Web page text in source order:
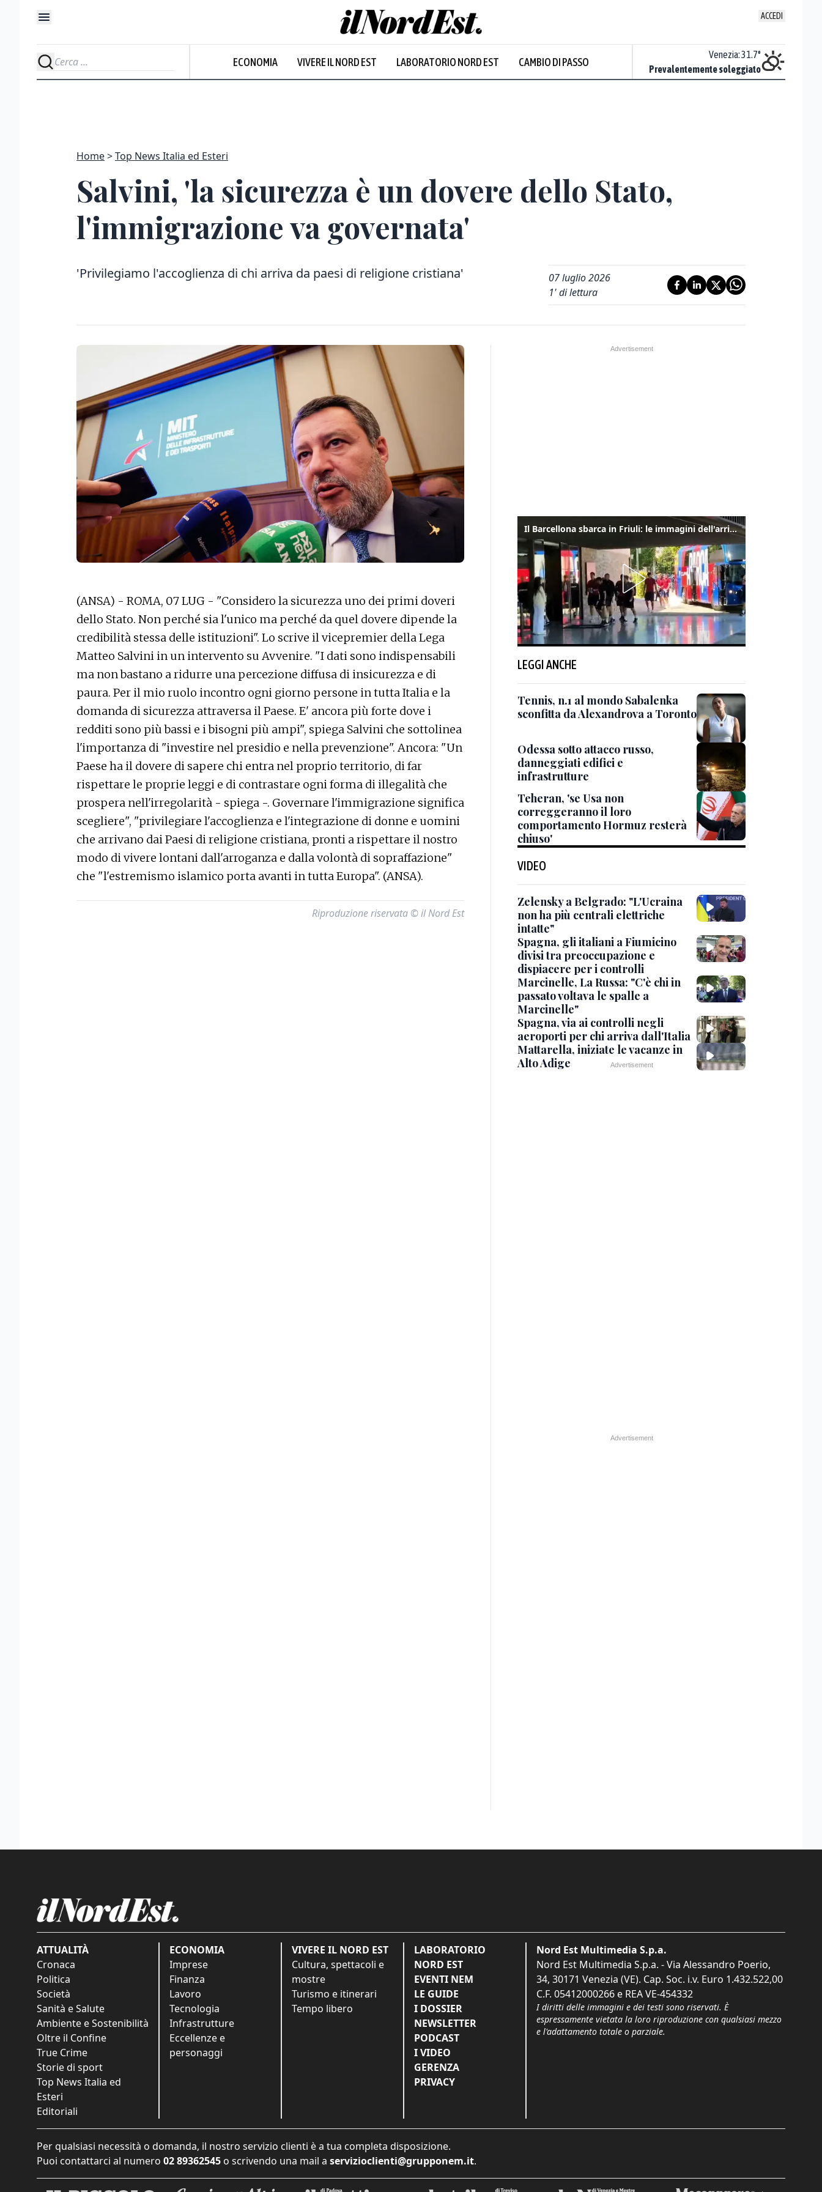
ACCEDI
ECONOMIA VIVERE IL NORD EST LABORATORIO NORD EST CAMBIO DI PASSO
Sereno
Venezia:31.7°
Prevalentemente soleggiato
Home Top News Italia ed Esteri
Salvini, 'la sicurezza è un dovere dello Stato,
l'immigrazione va governata'
'Privilegiamo l'accoglienza di chi arriva da paesi di religione cristiana'
07 luglio 2026
1' di lettura
(ANSA) - ROMA, 07 LUG - "Considero la sicurezza uno dei primi doveri
dello Stato. Non perché sia l'unico ma perché da quel dovere dipende la
credibilità stessa delle istituzioni". Lo scrive il vicepremier della Lega
Matteo Salvini in un intervento su Avvenire. "I dati sono indispensabili
ma non bastano a ridurre una percezione diffusa di insicurezza e di
paura. Per il mio ruolo incontro ogni giorno persone in tutta Italia e la
domanda di sicurezza attraversa il Paese. E' ancora più forte dove i
redditi sono più bassi e i bisogni più ampi", spiega Salvini che sottolinea
l'importanza di "investire nel presidio e nella prevenzione". Ancora: "Un
Paese ha il dovere di sapere chi entra nel proprio territorio, di far
rispettare le proprie leggi e di contrastare ogni forma di illegalità che
prospera nell'irregolarità - spiega -. Governare l'immigrazione significa
scegliere", "privilegiare l'accoglienza e l'integrazione di donne e uomini
che arrivano dai Paesi di religione cristiana, pronti a rispettare il nostro
modo di vivere lontani dall'arroganza e dalla volontà di sopraffazione"
che "l'estremismo islamico porta avanti in tutta Europa". (ANSA).
Riproduzione riservata © il Nord Est
Il Barcellona sbarca in Friuli: le immagini dell'arrivo in albergo
LEGGI ANCHE
Tennis, n.1 al mondo Sabalenka
sconfitta da Alexandrova a Toronto
Odessa sotto attacco russo,
danneggiati edifici e
infrastrutture
Teheran, 'se Usa non
correggeranno il loro
comportamento Hormuz resterà
chiuso'
VIDEO
Zelensky a Belgrado: "L'Ucraina
non ha più centrali elettriche
intatte"
Spagna, gli italiani a Fiumicino
divisi tra preoccupazione e
dispiacere per i controlli
Marcinelle, La Russa: "C'è chi in
passato voltava le spalle a
Marcinelle"
Spagna, via ai controlli negli
aeroporti per chi arriva dall'Italia
Mattarella, iniziate le vacanze in
Alto Adige
ATTUALITÀ
Cronaca
Politica
Società
Sanità e Salute
Ambiente e Sostenibilità
Oltre il Confine
True Crime
Storie di sport
Top News Italia ed
Esteri
Editoriali
ECONOMIA
Imprese
Finanza
Lavoro
Tecnologia
Infrastrutture
Eccellenze e
personaggi
VIVERE IL NORD EST
Cultura, spettacoli e
mostre
Turismo e itinerari
Tempo libero
LABORATORIO
NORD EST
EVENTI NEM
LE GUIDE
I DOSSIER
NEWSLETTER
PODCAST
I VIDEO
GERENZA
PRIVACY
Nord Est Multimedia S.p.a.
Nord Est Multimedia S.p.a. - Via Alessandro Poerio,
34, 30171 Venezia (VE). Cap. Soc. i.v. Euro 1.432.522,00
C.F. 05412000266 e REA VE-454332
I diritti delle immagini e dei testi sono riservati. È
espressamente vietata la loro riproduzione con qualsiasi mezzo
e l'adattamento totale o parziale.
Per qualsiasi necessità o domanda, il nostro servizio clienti è a tua completa disposizione.
Puoi contattarci al numero 02 89362545 o scrivendo una mail a servizioclienti@grupponem.it.